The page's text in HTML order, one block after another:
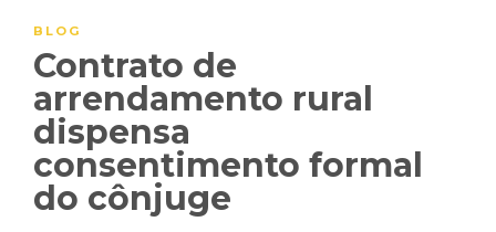
BLOG
Contrato de
arrendamento rural
dispensa
consentimento formal
do cônjuge